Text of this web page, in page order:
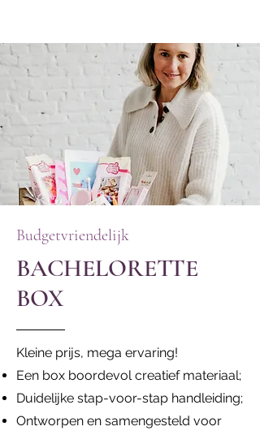
Budgetvriendelijk
BACHELORETTE
BOX
Kleine prijs, mega ervaring!
Een box boordevol creatief materiaal;
Duidelijke stap-voor-stap handleiding;
Ontworpen en samengesteld voor